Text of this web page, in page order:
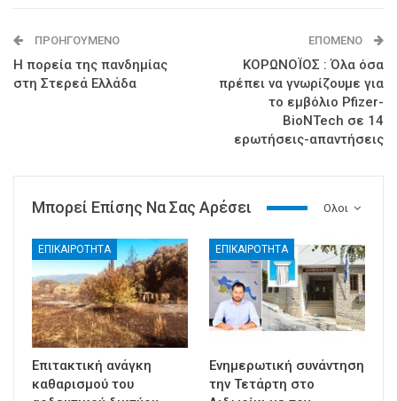
ΠΡΟΗΓΟΎΜΕΝΟ
Η πορεία της πανδημίας
στη Στερεά Ελλάδα
ΕΠΌΜΕΝΟ
ΚΟΡΩΝΟΪΟΣ : Όλα όσα
πρέπει να γνωρίζουμε για
το εμβόλιο Pfizer-
BioNTech σε 14
ερωτήσεις-απαντήσεις
Ολοι
Μπορεί Επίσης Να Σας Αρέσει
ΕΠΙΚΑΙΡΟΤΗΤΑ
Επιτακτική ανάγκη
καθαρισμού του
ΕΠΙΚΑΙΡΟΤΗΤΑ
Ενημερωτική συνάντηση
την Τετάρτη στο